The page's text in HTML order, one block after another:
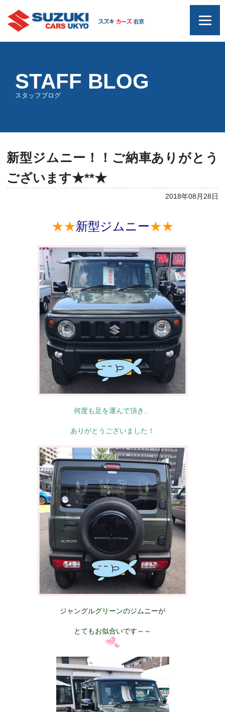
STAFF BLOG
スタッフブログ
新型ジムニー！！ご納車ありがとう
ございます★**★
2018年08月28日
★★新型ジムニー★★
何度も足を運んで頂き、
ありがとうございました！
ジャングルグリーンのジムニーが
とてもお似合いです～～